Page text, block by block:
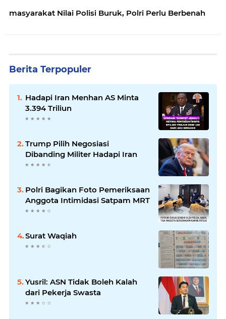
masyarakat Nilai Polisi Buruk, Polri Perlu Berbenah
Berita Terpopuler
Hadapi Iran Menhan AS Minta
3.394 Triliun
Trump Pilih Negosiasi
Dibanding Militer Hadapi Iran
Polri Bagikan Foto Pemeriksaan
Anggota Intimidasi Satpam MRT
Surat Waqiah
Yusril: ASN Tidak Boleh Kalah
dari Pekerja Swasta